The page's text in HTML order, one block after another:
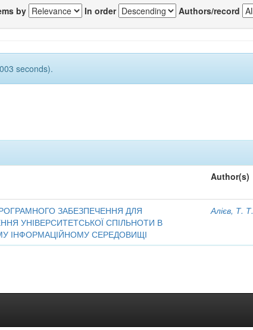
by In order Authors/record
seconds).
Author(s)
ЗАБЕЗПЕЧЕННЯ ДЛЯ
УНІВЕРСИТЕТСЬКОЇ СПІЛЬНОТИ В
ІНФОРМАЦІЙНОМУ СЕРЕДОВИЩІ
Алієв, Т. Т.